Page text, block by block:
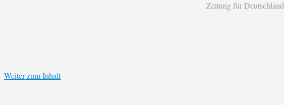
Zeitung für Deutschland
Weiter zum Inhalt